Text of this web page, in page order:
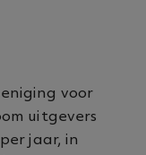
voor
uitgevers
jaar, in